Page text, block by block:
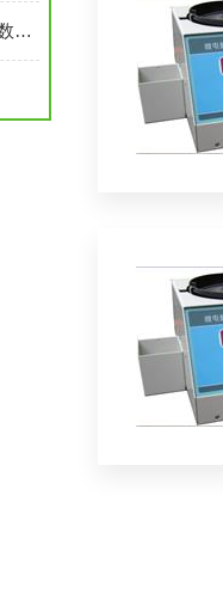
用于油菜种子发芽试验中的真空数粒仪